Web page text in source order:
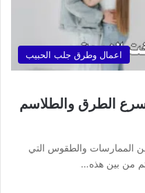
اعمال وطرق جلب الحبيب
الطرق والطلاسم
الممارسات والطقوس التي
ثم من بين هذه…